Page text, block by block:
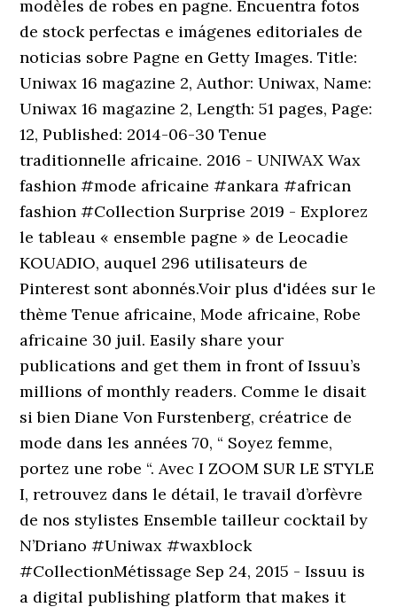
modèles de robes en pagne. Encuentra fotos
de stock perfectas e imágenes editoriales de
noticias sobre Pagne en Getty Images. Title:
Uniwax 16 magazine 2, Author: Uniwax, Name:
Uniwax 16 magazine 2, Length: 51 pages, Page:
12, Published: 2014-06-30 Tenue
traditionnelle africaine. 2016 - UNIWAX Wax
fashion #mode africaine #ankara #african
fashion #Collection Surprise 2019 - Explorez
le tableau « ensemble pagne » de Leocadie
KOUADIO, auquel 296 utilisateurs de
Pinterest sont abonnés.Voir plus d'idées sur le
thème Tenue africaine, Mode africaine, Robe
africaine 30 juil. Easily share your
publications and get them in front of Issuu’s
millions of monthly readers. Comme le disait
si bien Diane Von Furstenberg, créatrice de
mode dans les années 70, “ Soyez femme,
portez une robe “. Avec I ZOOM SUR LE STYLE
I, retrouvez dans le détail, le travail d’orfèvre
de nos stylistes Ensemble tailleur cocktail by
N’Driano #Uniwax #waxblock
#CollectionMétissage Sep 24, 2015 - Issuu is
a digital publishing platform that makes it